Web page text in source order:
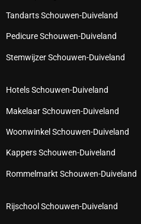
Tandarts Schouwen-Duiveland
Pedicure Schouwen-Duiveland
Stemwijzer Schouwen-Duiveland
Hotels Schouwen-Duiveland
Makelaar Schouwen-Duiveland
Woonwinkel Schouwen-Duiveland
Kappers Schouwen-Duiveland
Rommelmarkt Schouwen-Duiveland
Rijschool Schouwen-Duiveland